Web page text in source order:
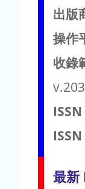
出版
操作
收錄
ISSN
ISSN
最新